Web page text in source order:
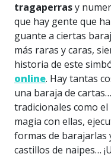
tragaperrasy
que hay gente que
guante a ciertas
más raras y caras,
historia de este
online. Hay tantas
una baraja de
tradicionales como
magia con ellas,
formas de
castillos de naipes…